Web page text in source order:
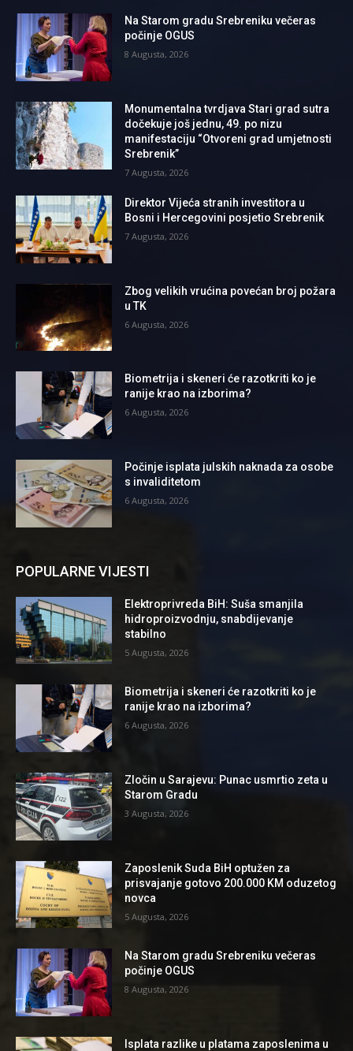
Na Starom gradu Srebreniku večeras
počinje OGUS
8 Augusta, 2026
Monumentalna tvrdjava Stari grad sutra
dočekuje još jednu, 49. po nizu
manifestaciju “Otvoreni grad umjetnosti
Srebrenik”
7 Augusta, 2026
Direktor Vijeća stranih investitora u
Bosni i Hercegovini posjetio Srebrenik
7 Augusta, 2026
Zbog velikih vrućina povećan broj požara
u TK
6 Augusta, 2026
Biometrija i skeneri će razotkriti ko je
ranije krao na izborima?
6 Augusta, 2026
Počinje isplata julskih naknada za osobe
s invaliditetom
6 Augusta, 2026
POPULARNE VIJESTI
Elektroprivreda BiH: Suša smanjila
hidroproizvodnju, snabdijevanje
stabilno
5 Augusta, 2026
Biometrija i skeneri će razotkriti ko je
ranije krao na izborima?
6 Augusta, 2026
Zločin u Sarajevu: Punac usmrtio zeta u
Starom Gradu
3 Augusta, 2026
Zaposlenik Suda BiH optužen za
prisvajanje gotovo 200.000 KM oduzetog
novca
5 Augusta, 2026
Na Starom gradu Srebreniku večeras
počinje OGUS
8 Augusta, 2026
Isplata razlike u platama zaposlenima u